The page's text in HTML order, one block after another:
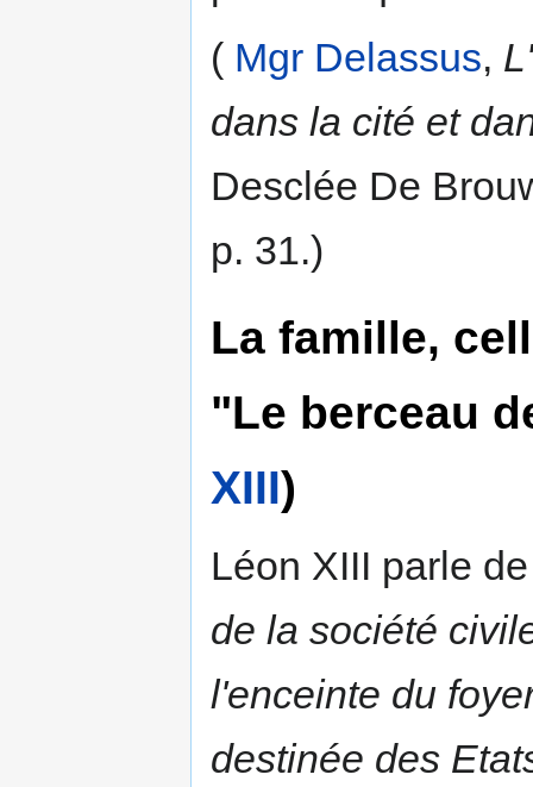
( Mgr Delassus,
dans la cité et
Desclée De
p. 31.)
La famille,
"Le berceau
XIII)
Léon XIII parle
de la société
l'enceinte du
destinée des